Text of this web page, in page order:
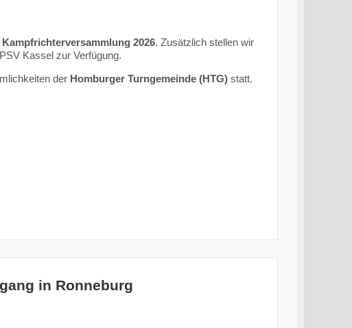
2026. Zusätzlich stellen wir
Kassel zur Verfügung.
der Homburger Turngemeinde (HTG)statt.
in Ronneburg